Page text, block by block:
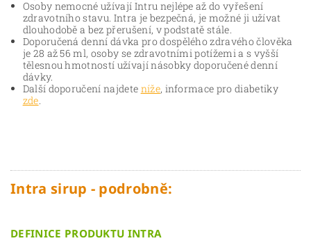
Osoby nemocné užívají Intru nejlépe až do vyřešení
zdravotního stavu. Intra je bezpečná, je možné ji užívat
dlouhodobě a bez přerušení, v podstatě stále.
Doporučená denní dávka pro dospělého zdravého člověka
je 28 až 56 ml, osoby se zdravotními potížemi a s vyšší
tělesnou hmotností užívají násobky doporučené denní
dávky.
Další doporučení najdete níže, informace pro diabetiky
zde
Intra sirup - podrobně:
DEFINICE PRODUKTU INTRA